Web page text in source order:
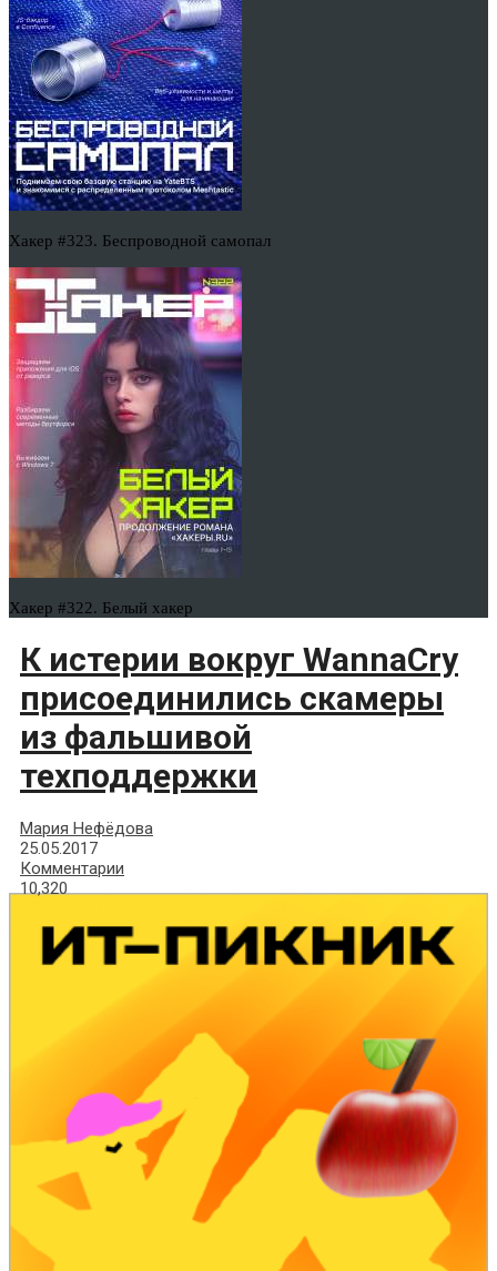
Хакер #323. Беспроводной самопал
Хакер #322. Белый хакер
К истерии вокруг WannaCry
присоединились скамеры
из фальшивой
техподдержки
Мария Нефёдова
25.05.2017
Комментарии
10,320